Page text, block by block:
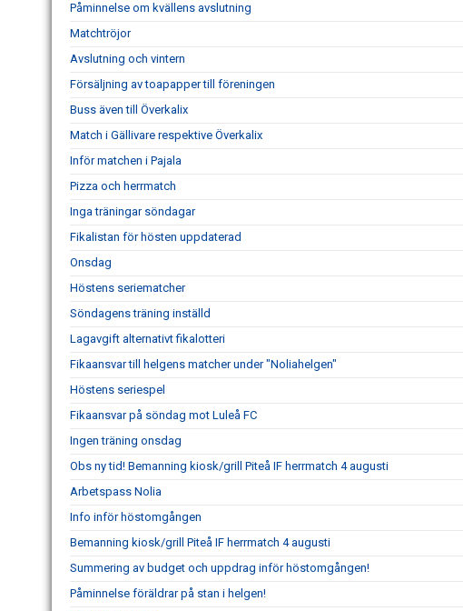
Påminnelse om kvällens avslutning
Matchtröjor
Avslutning och vintern
Försäljning av toapapper till föreningen
Buss även till Överkalix
Match i Gällivare respektive Överkalix
Inför matchen i Pajala
Pizza och herrmatch
Inga träningar söndagar
Fikalistan för hösten uppdaterad
Onsdag
Höstens seriematcher
Söndagens träning inställd
Lagavgift alternativt fikalotteri
Fikaansvar till helgens matcher under "Noliahelgen"
Höstens seriespel
Fikaansvar på söndag mot Luleå FC
Ingen träning onsdag
Obs ny tid! Bemanning kiosk/grill Piteå IF herrmatch 4 augusti
Arbetspass Nolia
Info inför höstomgången
Bemanning kiosk/grill Piteå IF herrmatch 4 augusti
Summering av budget och uppdrag inför höstomgången!
Påminnelse föräldrar på stan i helgen!